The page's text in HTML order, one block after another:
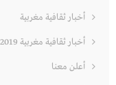
أخبار ثقافية مغربية
أخبار ثقافية مغربية 2019
أعلن معنا